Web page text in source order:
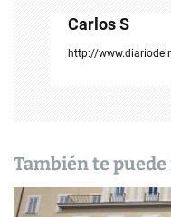
d
e
Carlos S
http://
También te